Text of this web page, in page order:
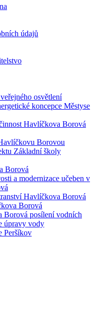
údajů
osvětlení
koncepce Městyse
Havlíčkova Borová
Borovou
Základní školy
Borová
a modernizace učeben v
Havlíčkova Borová
Borová
Borová posílení vodních
úpravy vody
Peršíkov